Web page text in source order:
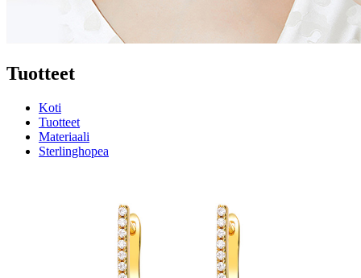
Tuotteet
Koti
Tuotteet
Materiaali
Sterlinghopea